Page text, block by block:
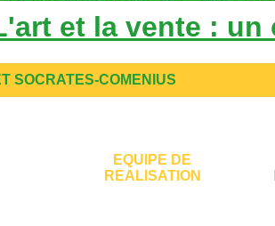
et la vente : un
SOCRATES-COMENIUS
EQUIPE DE
REALISATION